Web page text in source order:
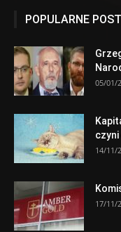
POPULARNE
05/01/
czyni
14/11/
17/11/